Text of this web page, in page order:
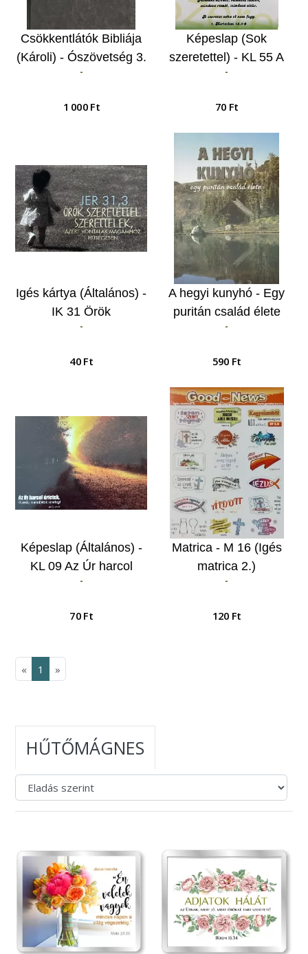
Csökkentlátók Bibliája
(Károli) - Ószövetség 3.
-
1 000 Ft
Képeslap (Sok
szeretettel) - KL 55 A
szeretet hosszútűrő,
-
70 Ft
Igés kártya (Általános) -
IK 31 Örök
szeretettel…
-
40 Ft
A hegyi kunyhó - Egy
puritán család élete
-
590 Ft
Képeslap (Általános) -
KL 09 Az Úr harcol
értetek…
-
70 Ft
Matrica - M 16 (Igés
matrica 2.)
-
120 Ft
« 1 »
HŰTŐMÁGNES